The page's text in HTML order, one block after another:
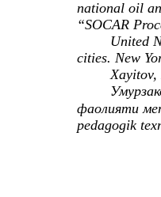
national oil
“SOCAR
United
cities. New
фаолияти
pedagogik